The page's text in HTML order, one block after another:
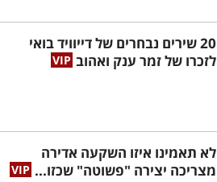
20 שירים נבחרים של דייוויד בואי
לזכרו של זמר ענק ואהוב
לא תאמינו איזו השקעה אדירה
מצריכה יצירה "פשוטה" שכזו...